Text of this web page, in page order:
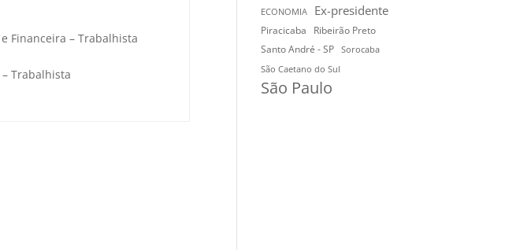
Financeira – Trabalhista
Trabalhista
ECONOMIA
Ex-presidente
Piracicaba
Ribeirão Preto
Santo André - SP
Sorocaba
São Caetano do Sul
São Paulo